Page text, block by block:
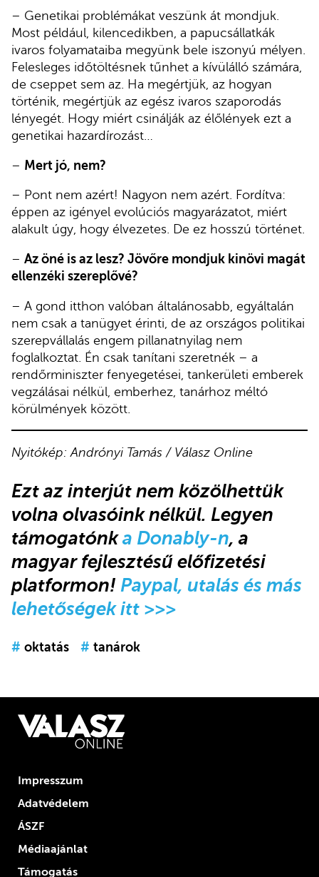
– Genetikai problémákat veszünk át mondjuk.
Most például, kilencedikben, a papucsállatkák
ivaros folyamataiba megyünk bele iszonyú mélyen.
Felesleges időtöltésnek tűnhet a kívülálló számára,
de cseppet sem az. Ha megértjük, az hogyan
történik, megértjük az egész ivaros szaporodás
lényegét. Hogy miért csinálják az élőlények ezt a
genetikai hazardírozást…
– Mert jó, nem?
– Pont nem azért! Nagyon nem azért. Fordítva:
éppen az igényel evolúciós magyarázatot, miért
alakult úgy, hogy élvezetes. De ez hosszú történet.
– Az öné is az lesz? Jövőre mondjuk kinövi magát
ellenzéki szereplővé?
– A gond itthon valóban általánosabb, egyáltalán
nem csak a tanügyet érinti, de az országos politikai
szerepvállalás engem pillanatnyilag nem
foglalkoztat. Én csak tanítani szeretnék – a
rendőrminiszter fenyegetései, tankerületi emberek
vegzálásai nélkül, emberhez, tanárhoz méltó
körülmények között.
Nyitókép: Andrónyi Tamás / Válasz Online
Ezt az interjút nem közölhettük
volna olvasóink nélkül. Legyen
támogatónka Donably-n, a
magyar fejlesztésű előfizetési
platformon! Paypal, utalás és más
lehetőségek itt >>>
# oktatás # tanárok
Impresszum
Adatvédelem
ÁSZF
Médiaajánlat
Támogatás